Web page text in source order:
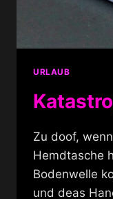
URLAUB
Zu doof,
Hemdtasche
Bodenwelle
und deas